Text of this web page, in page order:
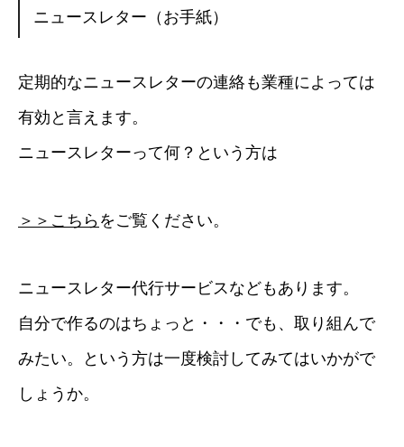
ニュースレター（お手紙）
定期的なニュースレターの連絡も業種によっては
有効と言えます。
ニュースレターって何？という方は
＞＞こちら をご覧ください。
ニュースレター代行サービスなどもあります。
自分で作るのはちょっと・・・でも、取り組んで
みたい。という方は一度検討してみてはいかがで
しょうか。